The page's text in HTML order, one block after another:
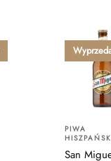
PIWA
San